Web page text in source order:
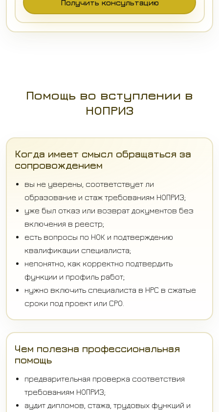
Получить консультацию
Помощь во вступлении в
НОПРИЗ
Когда имеет смысл обращаться за
сопровождением
вы не уверены, соответствует ли
образование и стаж требованиям НОПРИЗ;
уже был отказ или возврат документов без
включения в реестр;
есть вопросы по НОК и подтверждению
квалификации специалиста;
непонятно, как корректно подтвердить
функции и профиль работ;
нужно включить специалиста в НРС в сжатые
сроки под проект или СРО.
Чем полезна профессиональная
помощь
предварительная проверка соответствия
требованиям НОПРИЗ;
аудит дипломов, стажа, трудовых функций и